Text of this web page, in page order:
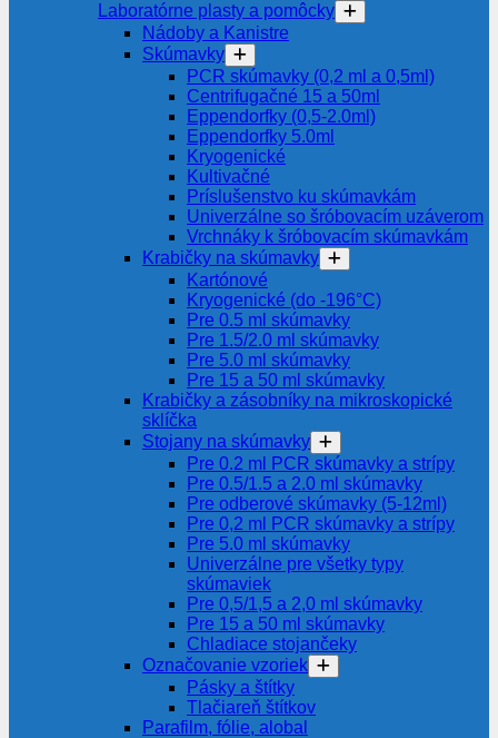
Laboratórne plasty a pomôcky
Nádoby a Kanistre
Skúmavky
PCR skúmavky (0,2 ml a 0,5ml)
Centrifugačné 15 a 50ml
Eppendorfky (0,5-2.0ml)
Eppendorfky 5.0ml
Kryogenické
Kultivačné
Príslušenstvo ku skúmavkám
Univerzálne so šróbovacím uzáverom
Vrchnáky k šróbovacím skúmavkám
Krabičky na skúmavky
Kartónové
Kryogenické (do -196°C)
Pre 0.5 ml skúmavky
Pre 1.5/2.0 ml skúmavky
Pre 5.0 ml skúmavky
Pre 15 a 50 ml skúmavky
Krabičky a zásobníky na mikroskopické
sklíčka
Stojany na skúmavky
Pre 0.2 ml PCR skúmavky a strípy
Pre 0.5/1.5 a 2.0 ml skúmavky
Pre odberové skúmavky (5-12ml)
Pre 0,2 ml PCR skúmavky a strípy
Pre 5.0 ml skúmavky
Univerzálne pre všetky typy
skúmaviek
Pre 0,5/1,5 a 2,0 ml skúmavky
Pre 15 a 50 ml skúmavky
Chladiace stojančeky
Označovanie vzoriek
Pásky a štítky
Tlačiareň štítkov
Parafilm, fólie, alobal